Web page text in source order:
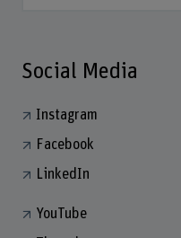
Social Media
Instagram
Facebook
LinkedIn
YouTube